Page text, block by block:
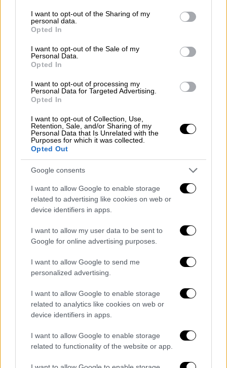
not limited to your visit or usage behaviour. You may click to
grant or deny consent to Google and its third-party tags to
use your data for below specified purposes in below Google
consent section.
I want to opt-out of the Sharing of my
personal data.
Opted In
I want to opt-out of the Sale of my
Personal Data.
Opted In
I want to opt-out of processing my
Personal Data for Targeted Advertising.
Opted In
I want to opt-out of Collection, Use,
Retention, Sale, and/or Sharing of my
Personal Data that Is Unrelated with the
Purposes for which it was collected.
Opted Out
Google consents
I want to allow Google to enable storage
related to advertising like cookies on web or
device identifiers in apps.
I want to allow my user data to be sent to
Google for online advertising purposes.
I want to allow Google to send me
personalized advertising.
I want to allow Google to enable storage
related to analytics like cookies on web or
device identifiers in apps.
I want to allow Google to enable storage
related to functionality of the website or app.
Ζαρζαλιάνος, φέρνοντας το παράδειγμα ενός
ζευγαριού υπερήλικων από το Δομένικο. Το
σπίτι τους έπεσε σαν χάρτινος πύργος από
τον καταστροφικό
. Ο 90χρονος με
την σύζυγό βρήκαν καταφύγιο στο πάρκινγκ
συγγενών τους, το οποίο μετέγραψαν, με
νάιλον και κουβέρτες σε πρόχειρό
Διαβάστε επίσης: Βούλα: Σοβαρό τροχαίο
στην παραλιακή - Αναφορές για τραυματίες
Στο χωριό Αμούρι ηλικιωμένοι άνθρωποι
επέστρεψαν στα μισογκρεμισμένα σπίτια με
πληγείσας περιοχής έχουν βρει καταφύγιο
στα αυτοκίνητά τους. «Εδώ κάθομαι, εδώ
ξεκουράζομαι τα μεσημέρια γιατί έχω